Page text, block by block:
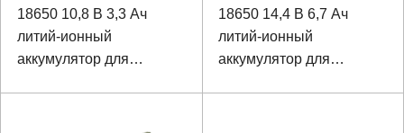
18650 10,8 В 3,3 Ач
литий-ионный
аккумулятор для
18650 14,4 В 6,7 Ач
литий-ионный
аккумулятор для